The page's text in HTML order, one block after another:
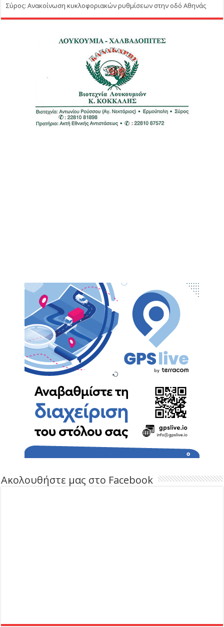
Σύρος: Ανακοίνωση κυκλοφοριακών ρυθμίσεων στην οδό Αθηνάς
Ακολουθήστε μας στο Facebook